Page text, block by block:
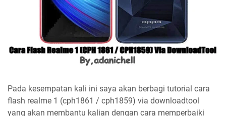
Pada kesempatan kali ini saya akan berbagi tutorial cara
flash realme 1 (cph1861 / cph1859) via downloadtool
yang akan membantu kalian dengan cara memperbaiki